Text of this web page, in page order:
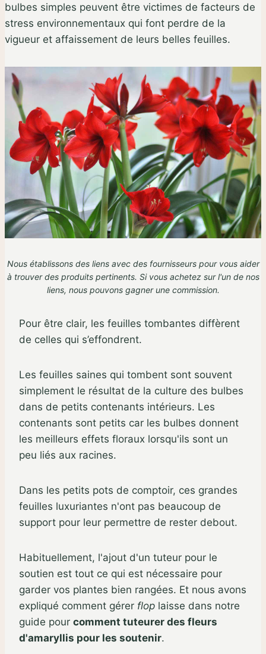
bulbes simples peuvent être victimes de facteurs de
stress environnementaux qui font perdre de la
vigueur et affaissement de leurs belles feuilles.
Nous établissons des liens avec des fournisseurs pour vous aider
à trouver des produits pertinents. Si vous achetez sur l'un de nos
liens, nous pouvons gagner une commission.
Pour être clair, les feuilles tombantes diffèrent
de celles qui s’effondrent.
Les feuilles saines qui tombent sont souvent
simplement le résultat de la culture des bulbes
dans de petits contenants intérieurs. Les
contenants sont petits car les bulbes donnent
les meilleurs effets floraux lorsqu'ils sont un
peu liés aux racines.
Dans les petits pots de comptoir, ces grandes
feuilles luxuriantes n'ont pas beaucoup de
support pour leur permettre de rester debout.
Habituellement, l'ajout d'un tuteur pour le
soutien est tout ce qui est nécessaire pour
garder vos plantes bien rangées. Et nous avons
expliqué comment gérer flop laisse dans notre
guide pour comment tuteurer des fleurs
d'amaryllis pour les soutenir.